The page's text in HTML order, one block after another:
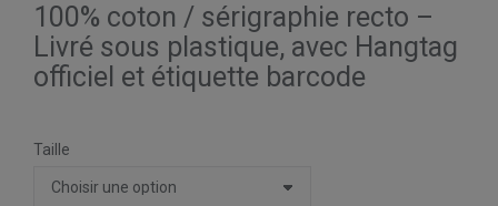
100% coton / sérigraphie recto –
Livré sous plastique, avec Hangtag
officiel et étiquette barcode
Taille